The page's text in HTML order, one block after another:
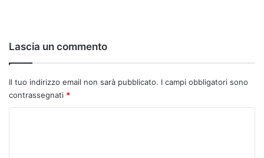
Lascia un commento
Il tuo indirizzo email non sarà pubblicato. I campi obbligatori sono
contrassegnati *